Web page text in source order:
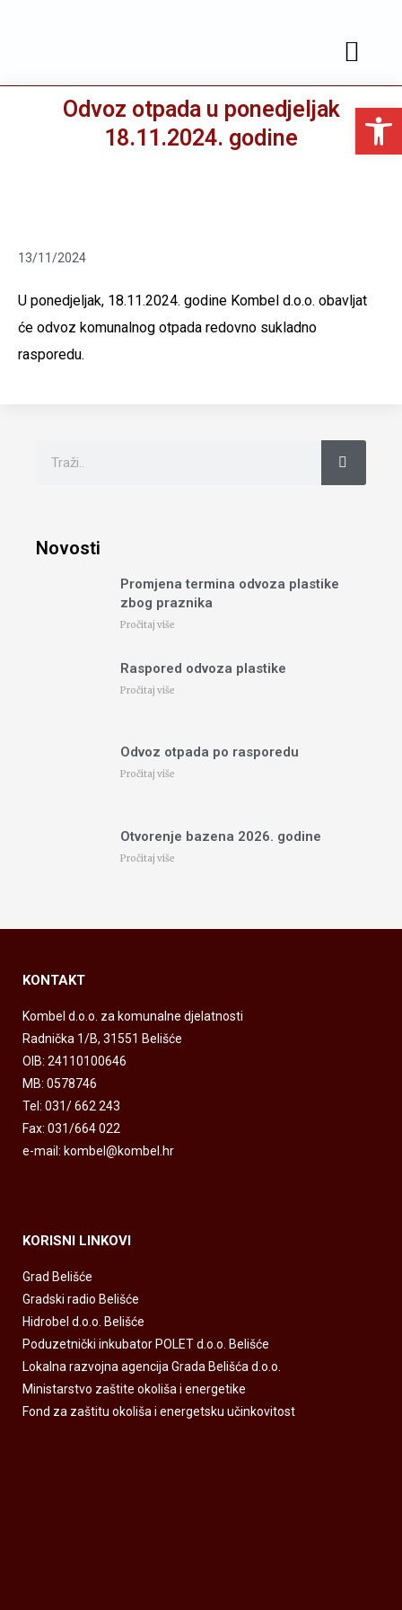
Odvoz otpada u ponedjeljak
18.11.2024. godine
13/11/2024
U ponedjeljak, 18.11.2024. godine Kombel d.o.o. obavljat
će odvoz komunalnog otpada redovno sukladno
rasporedu.
Novosti
Promjena termina odvoza plastike
zbog praznika
Pročitaj više
Raspored odvoza plastike
Pročitaj više
Odvoz otpada po rasporedu
Pročitaj više
Otvorenje bazena 2026. godine
Pročitaj više
KONTAKT
Kombel d.o.o. za komunalne djelatnosti
Radnička 1/B, 31551 Belišće
OIB: 24110100646
MB: 0578746
Tel: 031/ 662 243
Fax: 031/664 022
e-mail: kombel@kombel.hr
KORISNI LINKOVI
Grad Belišće
Gradski radio Belišće
Hidrobel d.o.o. Belišće
Poduzetnički inkubator POLET d.o.o. Belišće
Lokalna razvojna agencija Grada Belišća d.o.o.
Ministarstvo zaštite okoliša i energetike
Fond za zaštitu okoliša i energetsku učinkovitost
Open toolbar